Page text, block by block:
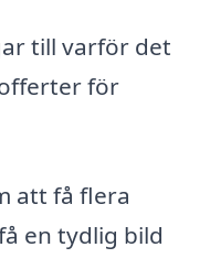
till varför det
för
att få flera
en tydlig bild